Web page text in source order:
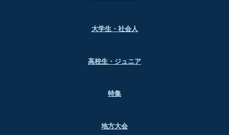
大学生・社会人
高校生・ジュニア
特集
地方大会